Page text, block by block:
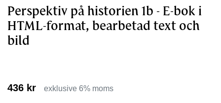
Perspektiv på historien 1b - E-bok i
HTML-format, bearbetad text och
bild
436 kr exklusive 6% moms